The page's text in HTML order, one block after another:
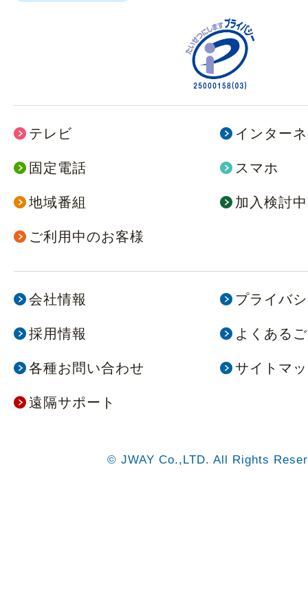
テレビ インター
固定電話 スマホ
地域番組 加入検討
ご利用中のお客様
会社情報 プライバ
採用情報 よくある
各種お問い合わせ サイトマ
遠隔サポート
© JWAY Co.,LTD. All Rights